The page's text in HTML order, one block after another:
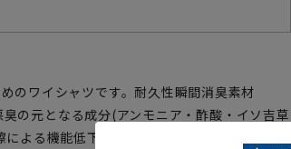
のワイシャツです。耐久性瞬間消臭素材
の元となる成分(アンモニア・酢酸・イソ吉草
よる機能低下はほとんどなく消臭機能を維